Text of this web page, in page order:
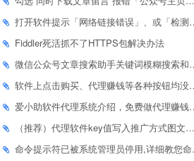
打开软件提示「网络链接错误」、或「检测版本更新失败」等网络问题解决方案
Fiddler死活抓不了HTTPS包解决办法
微信公众号文章搜索助手关键词模糊搜索和精确匹配搜索的区别
软件上点击购买、代理赚钱等各种按钮均没有反应，不打开相应网址怎么解决
爱小助软件代理系统介绍，免费做代理赚钱，带你轻松月收入过万
（推荐）代理软件key值写入推广方式图文教程
命令提示符已被系统管理员停用,详细教您命令提示符已被系统管理员停用怎么办